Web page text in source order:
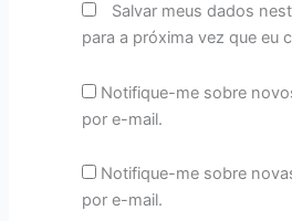
Salvar meus dados
para a próxima vez que eu
Notifique-me sobre
por e-mail.
Notifique-me sobre
por e-mail.